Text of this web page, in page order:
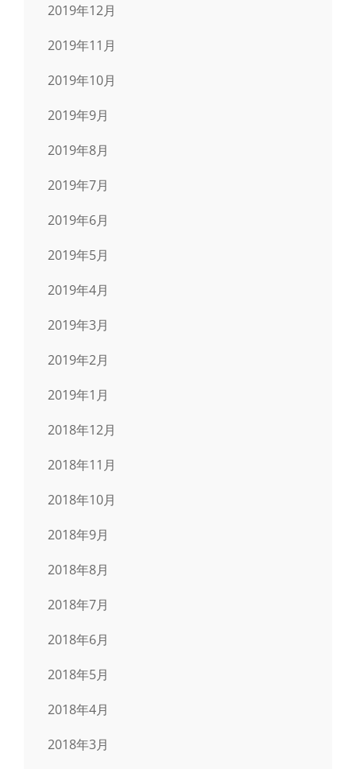
2019年12月
2019年11月
2019年10月
2019年9月
2019年8月
2019年7月
2019年6月
2019年5月
2019年4月
2019年3月
2019年2月
2019年1月
2018年12月
2018年11月
2018年10月
2018年9月
2018年8月
2018年7月
2018年6月
2018年5月
2018年4月
2018年3月